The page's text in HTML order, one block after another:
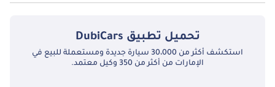
نعم توفر ميتسوبيشي ديستيناتور P فتحة السقف كخيار.
تحميل تطبيق DubiCars
استكشف أكثر من 30،000 سيارة جديدة ومستعملة للبيع في
الإمارات من أكثر من 350 وكيل معتمد.